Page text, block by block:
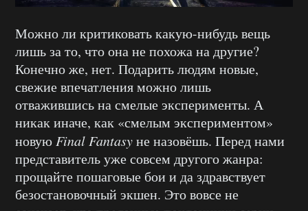
Можно ли критиковать какую-нибудь вещь
лишь за то, что она не похожа на другие?
Конечно же, нет. Подарить людям новые,
свежие впечатления можно лишь
отважившись на смелые эксперименты. А
никак иначе, как «смелым экспериментом»
новую Final Fantasyне назовёшь. Перед нами
представитель уже совсем другого жанра:
прощайте пошаговые бои и да здравствует
безостановочный экшен. Это вовсе не